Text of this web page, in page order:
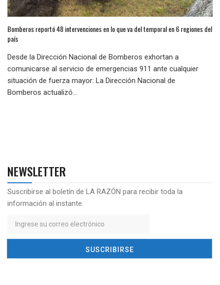
Bomberos reportó 48 intervenciones en lo que va del temporal en 6 regiones del
país
Desde la Dirección Nacional de Bomberos exhortan a
comunicarse al servicio de emergencias 911 ante cualquier
situación de fuerza mayor: La Dirección Nacional de
Bomberos actualizó...
NEWSLETTER
Suscribirse al boletín de LA RAZÓN para recibir toda la
información al instante.